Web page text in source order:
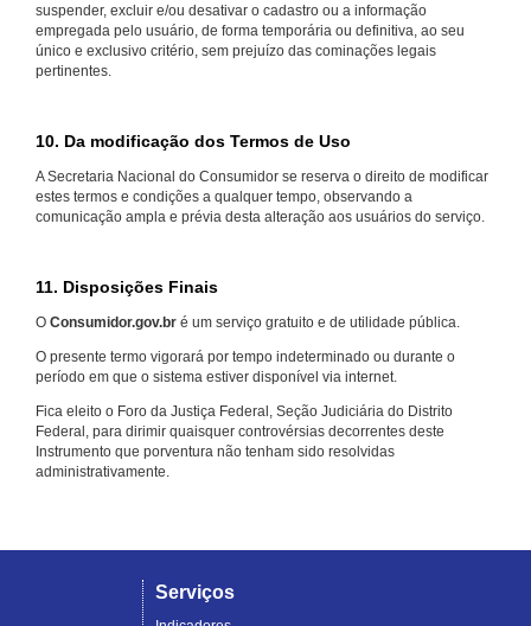
suspender, excluir e/ou desativar o cadastro ou a informação
empregada pelo usuário, de forma temporária ou definitiva, ao seu
único e exclusivo critério, sem prejuízo das cominações legais
pertinentes.
10. Da modificação dos Termos de Uso
A Secretaria Nacional do Consumidor se reserva o direito de modificar
estes termos e condições a qualquer tempo, observando a
comunicação ampla e prévia desta alteração aos usuários do serviço.
11. Disposições Finais
O Consumidor.gov.br é um serviço gratuito e de utilidade pública.
O presente termo vigorará por tempo indeterminado ou durante o
período em que o sistema estiver disponível via internet.
Fica eleito o Foro da Justiça Federal, Seção Judiciária do Distrito
Federal, para dirimir quaisquer controvérsias decorrentes deste
Instrumento que porventura não tenham sido resolvidas
administrativamente.
Serviços